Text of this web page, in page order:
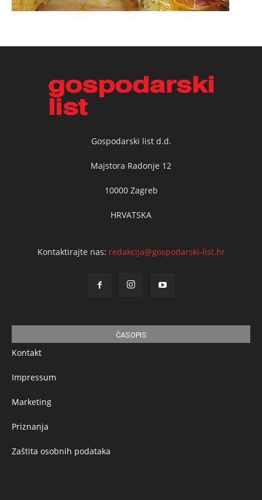
Gospodarski list d.d.
Majstora Radonje 12
10000 Zagreb
HRVATSKA
Kontaktirajte nas: redakcija@gospodarski-list.hr
ČASOPIS
Kontakt
Impressum
Marketing
Priznanja
Zaštita osobnih podataka